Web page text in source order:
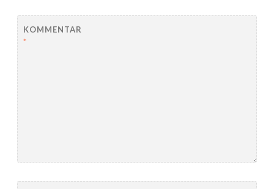
KOMMENTAR
*